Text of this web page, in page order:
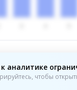
аналитике
чтобы